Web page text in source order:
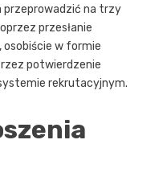
przeprowadzić na trzy
przesłanie
osobiście w formie
potwierdzenie
rekrutacyjnym.